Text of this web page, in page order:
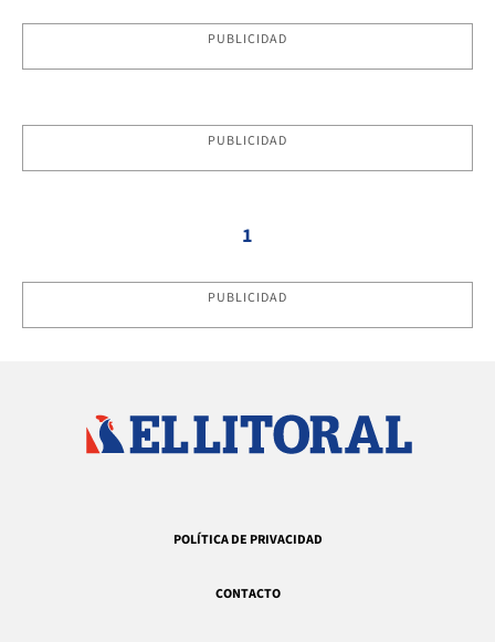
PUBLICIDAD
PUBLICIDAD
1
PUBLICIDAD
POLÍTICA DE PRIVACIDAD
CONTACTO